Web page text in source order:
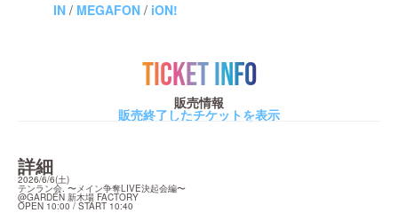
IN / MEGAFON / iON!
TICKET INFO
販売情報
販売終了したチケットを表示
詳細
2026/6/6(土)
テンラン会. 〜メイン争奪LIVE決起会編〜
@GARDEN 新木場 FACTORY
OPEN 10:00 / START 10:40